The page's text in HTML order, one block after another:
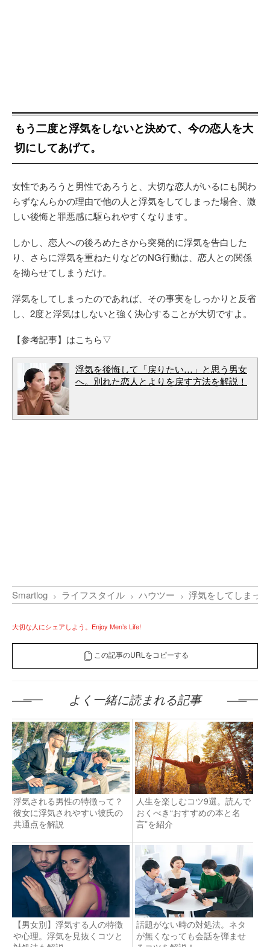
もう二度と浮気をしないと決めて、今の恋人を大
切にしてあげて。
女性であろうと男性であろうと、大切な恋人がいるにも関わ
らずなんらかの理由で他の人と浮気をしてしまった場合、激
しい後悔と罪悪感に駆られやすくなります。
しかし、恋人への後ろめたさから突発的に浮気を告白した
り、さらに浮気を重ねたりなどのNG行動は、恋人との関係
を拗らせてしまうだけ。
浮気をしてしまったのであれば、その事実をしっかりと反省
し、2度と浮気はしないと強く決心することが大切ですよ。
【参考記事】はこちら▽
浮気を後悔して「戻りたい…」と思う男女
へ。別れた恋人とよりを戻す方法を解説！
Smartlog ライフスタイル ハウツー 浮気をしてしまっ
大切な人にシェアしよう。Enjoy Men’s Life!
この記事のURLをコピーする
よく一緒に読まれる記事
浮気される男性の特徴って？
彼女に浮気されやすい彼氏の
共通点を解説
人生を楽しむコツ9選。読んで
おくべき“おすすめの本と名
言”を紹介
【男女別】浮気する人の特徴
や心理。浮気を見抜くコツと
話題がない時の対処法。ネタ
が無くなっても会話を弾ませ